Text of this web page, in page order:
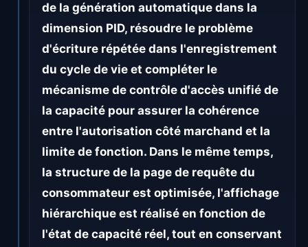
de la génération automatique dans la
dimension PID, résoudre le problème
d'écriture répétée dans l'enregistrement
du cycle de vie et compléter le
mécanisme de contrôle d'accès unifié de
la capacité pour assurer la cohérence
entre l'autorisation côté marchand et la
limite de fonction. Dans le même temps,
la structure de la page de requête du
consommateur est optimisée, l'affichage
hiérarchique est réalisé en fonction de
l'état de capacité réel, tout en conservant